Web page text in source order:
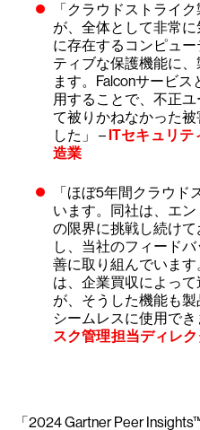
「クラウドストライ
が、全体として非常
に存在するコンピュ
ティブな保護機能に
ます。Falconサービ
用することで、不正
て被りかねなかった
した」 –ITセキュリテ
造業
「ほぼ5年間クラウド
います。同社は、エ
の限界に挑戦し続け
し、当社のフィード
善に取り組んでいま
は、企業買収によっ
が、そうした機能も製
シームレスに使用で
スク管理担当ディレ
「2024 Gartner Peer